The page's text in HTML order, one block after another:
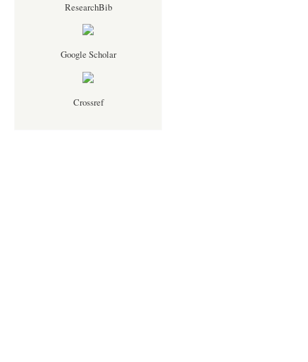
ResearchBib
Google Scholar
Crossref